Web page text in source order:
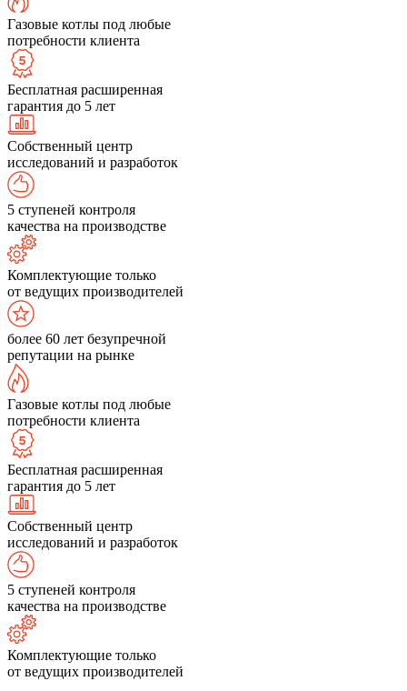
Газовые котлы под любые
потребности клиента
Бесплатная расширенная
гарантия до 5 лет
Собственный центр
исследований и разработок
5 ступеней контроля
качества на производстве
Комплектующие только
от ведущих производителей
более 60 лет безупречной
репутации на рынке
Газовые котлы под любые
потребности клиента
Бесплатная расширенная
гарантия до 5 лет
Собственный центр
исследований и разработок
5 ступеней контроля
качества на производстве
Комплектующие только
от ведущих производителей